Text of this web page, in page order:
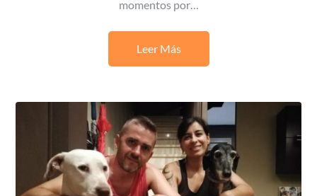
momentos por…
Leer Más